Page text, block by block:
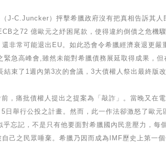
C.Juncker）抨擊希臘政府沒有把真相告訴其人
之72 億歐元之紓困尾款，使得違約倒債之危機
非常可能退出EU。如此恐會令希臘經濟衰退更
急高峰會,雖然未能對希臘債務展延取得成果，
束了1週內第3次的會議，3大債權人祭出最終版
痛批債權人提出之提案為「敲詐」。當晚又在電
舉行公投之計畫。然而，此一作法卻激怒了歐
忘記，不是只有他要面對希臘國內民意壓力，每
己之民眾唾棄。希臘乃因而成為IMF歷史上第一